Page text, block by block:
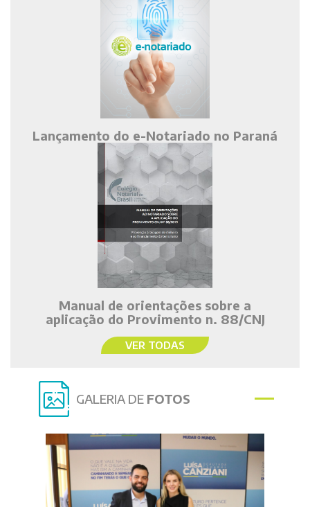
Lançamento do e-Notariado no Paraná
Manual de orientações sobre a
aplicação do Provimento n. 88/CNJ
VER TODAS
GALERIA DE FOTOS